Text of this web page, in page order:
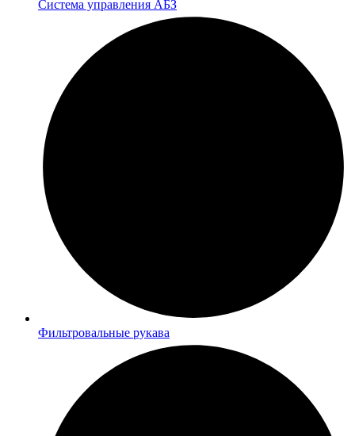
Система управления АБЗ
Фильтровальные рукава